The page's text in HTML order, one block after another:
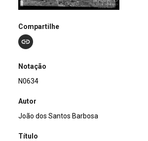
Compartilhe
Notação
N0634
Autor
João dos Santos Barbosa
Título